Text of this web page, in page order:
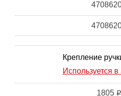
Крепление
Используется в
1805 i